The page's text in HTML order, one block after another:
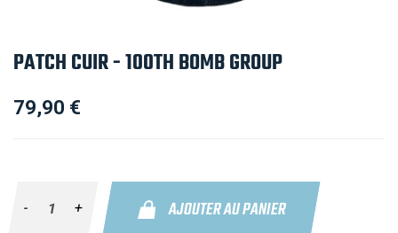
PATCH CUIR - 100TH BOMB GROUP
79,90 €
- + AJOUTER AU PANIER